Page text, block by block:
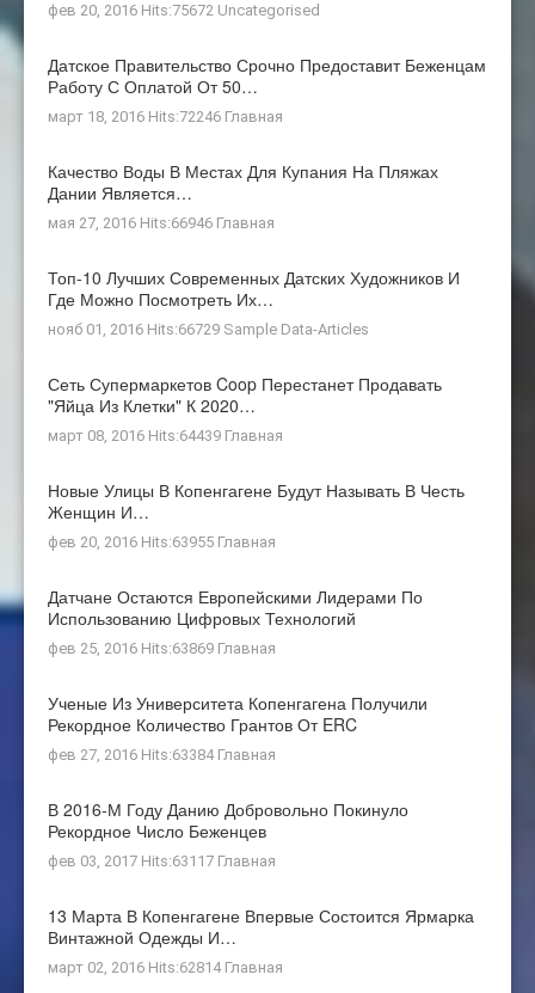
фев 20, 2016 Hits:75672 Uncategorised
Датское Правительство Срочно Предоставит Беженцам
Работу С Оплатой От 50…
март 18, 2016 Hits:72246 Главная
Качество Воды В Местах Для Купания На Пляжах
Дании Является…
мая 27, 2016 Hits:66946 Главная
Топ-10 Лучших Современных Датских Художников И
Где Можно Посмотреть Их…
нояб 01, 2016 Hits:66729 Sample Data-Articles
Сеть Супермаркетов Coop Перестанет Продавать
"яйца Из Клетки" К 2020…
март 08, 2016 Hits:64439 Главная
Новые Улицы В Копенгагене Будут Называть В Честь
Женщин И…
фев 20, 2016 Hits:63955 Главная
Датчане Остаются Европейскими Лидерами По
Использованию Цифровых Технологий
фев 25, 2016 Hits:63869 Главная
Ученые Из Университета Копенгагена Получили
Рекордное Количество Грантов От ERC
фев 27, 2016 Hits:63384 Главная
В 2016-М Году Данию Добровольно Покинуло
Рекордное Число Беженцев
фев 03, 2017 Hits:63117 Главная
13 Марта В Копенгагене Впервые Состоится Ярмарка
Винтажной Одежды И…
март 02, 2016 Hits:62814 Главная